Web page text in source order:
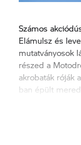
Számos
Elámulsz és
mutatványosok
részed a
akrobaták róják
ban épült